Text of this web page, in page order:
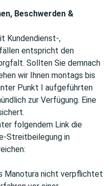
Beschwerden &
Kundendienst-,
entspricht den
Sollten Sie demnach
wir Ihnen montags bis
Punkt I aufgeführten
zur Verfügung. Eine
folgendem Link die
Streitbeilegung in
Manotura nicht verpflichtet